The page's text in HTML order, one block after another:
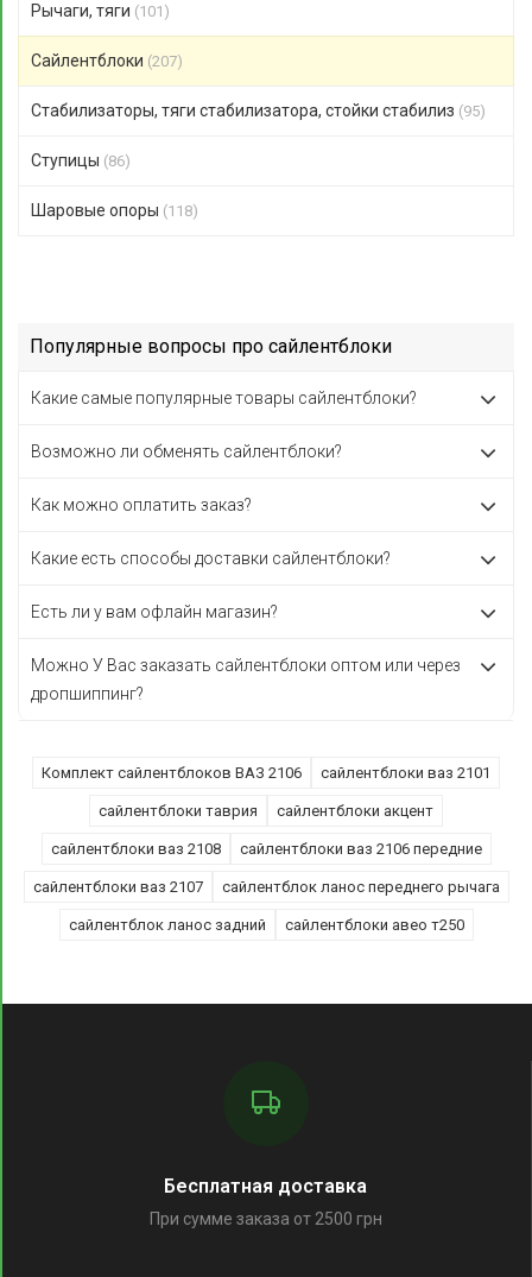
Рычаги, тяги (101)
Сайлентблоки (207)
Стабилизаторы, тяги стабилизатора, стойки стабилиз (95)
Ступицы (86)
Шаровые опоры (118)
Популярные вопросы про сайлентблоки
Какие самые популярные товары сайлентблоки?
Возможно ли обменять сайлентблоки?
Как можно оплатить заказ?
Какие есть способы доставки сайлентблоки?
Есть ли у вам офлайн магазин?
Можно У Вас заказать сайлентблоки оптом или через
дропшиппинг?
Комплект сайлентблоков ВАЗ 2106 сайлентблоки ваз 2101
сайлентблоки таврия сайлентблоки акцент
сайлентблоки ваз 2108 сайлентблоки ваз 2106 передние
сайлентблоки ваз 2107 сайлентблок ланос переднего рычага
сайлентблок ланос задний сайлентблоки авео т250
Бесплатная доставка
При сумме заказа от 2500 грн